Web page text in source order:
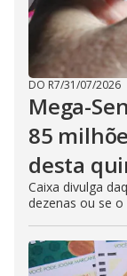
DO R7/31/07/2026
Mega-
85
desta
Caixa divulga
dezenas ou se